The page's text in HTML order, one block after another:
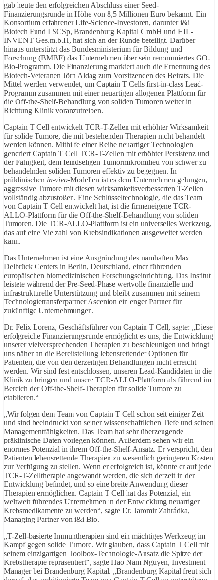
gab heute den erfolgreichen Abschluss einer Seed-
Finanzierungsrunde in Höhe von 8,5 Millionen Euro bekannt. Ein
Konsortium erfahrener Life-Science-Investoren, darunter i&i
Biotech Fund I SCSp, Brandenburg Kapital GmbH und HIL-
INVENT Ges.m.b.H, hat sich an der Runde beteiligt. Darüber
hinaus unterstützt das Bundesministerium für Bildung und
Forschung (BMBF) das Unternehmen über sein renommiertes GO-
Bio-Programm. Die Finanzierung markiert auch die Ernennung des
Biotech-Veteranen Jörn Aldag zum Vorsitzenden des Beirats. Die
Mittel werden verwendet, um Captain T Cells first-in-class Lead-
Programm zusammen mit einer neuartigen allogenen Plattform für
die Off-the-Shelf-Behandlung von soliden Tumoren weiter in
Richtung Klinik voranzutreiben.
Captain T Cell entwickelt TCR-T-Zellen mit erhöhter Wirksamkeit
für solide Tumore, die mit bestehenden Therapien nicht behandelt
werden können. Mithilfe einer Reihe neuartiger Technologien
generiert Captain T Cell TCR-T-Zellen mit erhöhter Persistenz und
der Fähigkeit, dem feindseligen Tumormikromilieu von schwer zu
behandelnden soliden Tumoren effektiv zu begegnen. In
präklinischen in-vivo-Modellen ist es dem Unternehmen gelungen,
aggressive Tumore mit diesen wirksamkeitsverbesserten T-Zellen
vollständig abzustoßen. Eine Schlüsseltechnologie, die das Team
von Captain T Cell entwickelt hat, ist die firmeneigene TCR-
ALLO-Plattform für die Off-the-Shelf-Behandlung von soliden
Tumoren. Die TCR-ALLO-Plattform ist ein universelles Werkzeug,
das auf eine Vielzahl von Krebsindikationen ausgeweitet werden
kann.
Das Unternehmen ist eine Ausgründung des namhaften Max
Delbrück Centers in Berlin, Deutschland, einer führenden
europäischen biomedizinischen Forschungseinrichtung. Das Institut
leistete während der Pre-Seed-Phase wertvolle finanzielle und
infrastrukturelle Unterstützung und bleibt zusammen mit seinem
Technologietransferpartner Ascenion ein enger Partner für
zukünftige Unternehmungen.
Dr. Felix Lorenz, Geschäftsführer von Captain T Cell, sagte: „Diese
erfolgreiche Finanzierungsrunde ermöglicht es uns, die Entwicklung
unserer vielversprechenden Therapien zu beschleunigen und bringt
uns näher an die Bereitstellung lebensrettender Optionen für
Patienten, die von den derzeitigen Behandlungen nicht erreicht
werden. Wir sind fest entschlossen, unseren Lead-Kandidaten in die
Klinik zu bringen und unsere TCR-ALLO-Plattform als führend im
Bereich der Off-the-Shelf-Therapien für solide Tumore zu
etablieren.“
„Wir folgen dem Team von Captain T Cell schon seit einiger Zeit
und sind beeindruckt von seiner wissenschaftlichen Tiefe und seinen
Managementfähigkeiten. Das Team hat sehr überzeugende
präklinische Daten vorlegen können. Außerdem sehen wir ein
enormes Potenzial in ihrem Off-the-Shelf-Ansatz. Er verspricht, den
Patienten lebensrettende Therapien zu wesentlich geringeren Kosten
zur Verfügung zu stellen. Wenn er erfolgreich ist, könnte er auf jede
TCR-T-Zelltherapie angewandt werden, die sich derzeit in der
Entwicklung befindet, und so eine breite Anwendung dieser
Therapien ermöglichen. Captain T Cell hat das Potenzial, ein
weltweit führendes Unternehmen in der Entwicklung neuartiger
Krebsmedikamente zu werden“, sagte Dr. Jaromir Zahrádka,
Managing Partner von i&i Bio.
„T-Zell-basierte Immuntherapien sind ein mächtiges Werkzeug im
Kampf gegen solide Tumore. Wir glauben, dass Captain T Cell mit
seinem einzigartigen Toolbox-Technologie-Ansatz die Spitze der
Krebstherapie repräsentiert“, sagte Hao Nam Nguyen, Investment
Manager bei Brandenburg Kapital. „Brandenburg Kapital freut sich